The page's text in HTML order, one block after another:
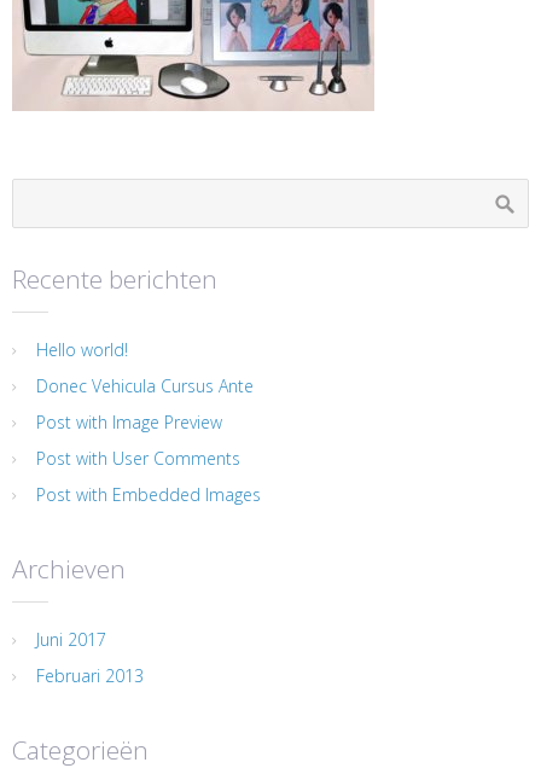
Recente berichten
Hello world!
Donec Vehicula Cursus Ante
Post with Image Preview
Post with User Comments
Post with Embedded Images
Archieven
Juni 2017
Februari 2013
Categorieën